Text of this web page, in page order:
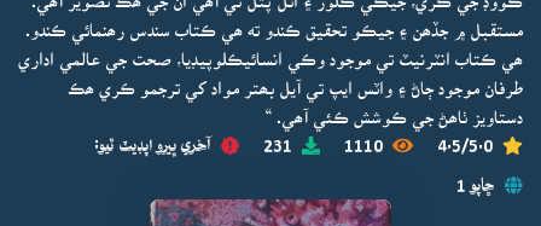
مستقبل ۾ جڏھن ۽ جيڪو تحقيق ڪندو ته ھي ڪتاب سندس رھنمائي ڪندو.
ھي ڪتاب انٽرنيٽ تي موجود وڪي انسائيڪلوپيڊيا، صحت جي عالمي اداري
طرفان موجود ڄاڻ ۽ واٽس ايپ تي آيل بھتر مواد کي ترجمو ڪري ھڪ
دستاويز ٺاھڻ جي ڪوشش ڪئي آھي. “
4.5/5.0
1110
231 آخري ڀيرو اپڊيٽ ٿيو:
ڇاپو 1